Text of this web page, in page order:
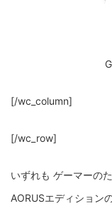
[/wc_column]
[/wc_row]
いずれも ゲーマーの
AORUSエディション